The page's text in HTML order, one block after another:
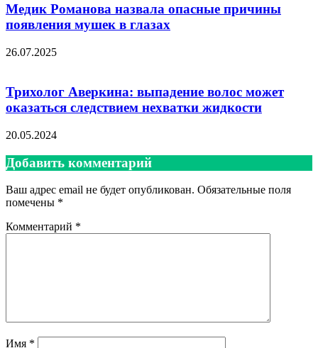
Медик Романова назвала опасные причины
появления мушек в глазах
26.07.2025
Трихолог Аверкина: выпадение волос может
оказаться следствием нехватки жидкости
20.05.2024
Добавить комментарий
Ваш адрес email не будет опубликован. Обязательные поля
помечены *
Комментарий *
Имя *